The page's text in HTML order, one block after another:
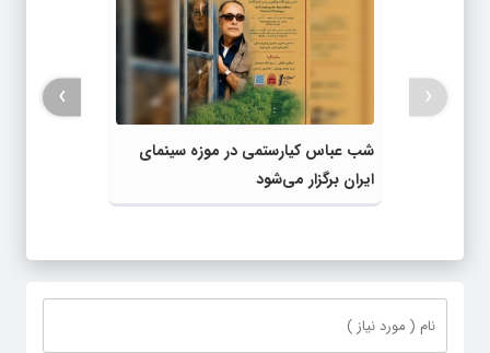
شب عباس کیارستمی در موزه سینمای
ایران برگزار می‌شود
‹
›